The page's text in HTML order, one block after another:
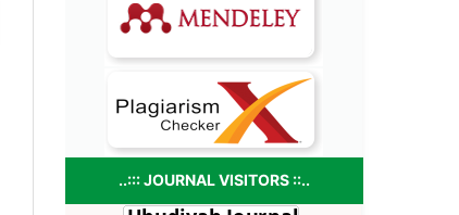
..::: JOURNAL VISITORS ::..